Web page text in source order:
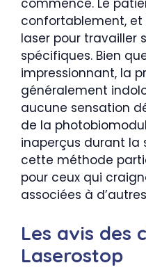
commence. Le
confortablement, et
laser pour travailler
spécifiques. Bien
impressionnant, la
généralement
aucune sensation
de la
inaperçus durant la
cette méthode
pour ceux qui
associées à
Les avis des
Laserostop